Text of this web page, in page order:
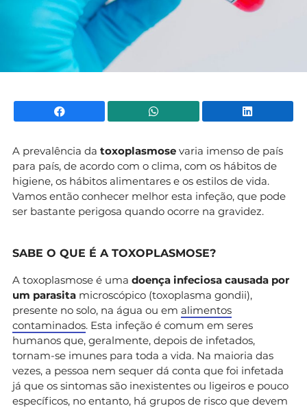
Facebook WhatsApp
A prevalência da toxoplasmose varia imenso de país
para país, de acordo com o clima, com os hábitos de
higiene, os hábitos alimentares e os estilos de vida.
Vamos então conhecer melhor esta infeção, que pode
ser bastante perigosa quando ocorre na gravidez.
SABE O QUE É A TOXOPLASMOSE?
A toxoplasmose é uma doença infeciosa causada por
um parasita microscópico (toxoplasma gondii),
presente no solo, na água ou em alimentos
contaminados. Esta infeção é comum em seres
humanos que, geralmente, depois de infetados,
tornam-se imunes para toda a vida. Na maioria das
vezes, a pessoa nem sequer dá conta que foi infetada
já que os sintomas são inexistentes ou ligeiros e pouco
específicos, no entanto, há grupos de risco que devem